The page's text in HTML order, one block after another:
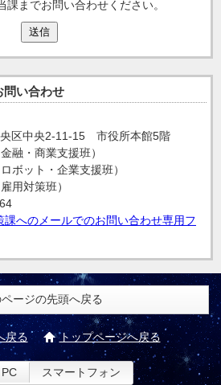
課までお問い合わせください。
送信
問い合わせ
区中央2-11-15 市役所本館5階
融・商業支援班）
ボット・企業支援班）
用対策班）
課へのメールでのお問い合わせ専用フ
ージの先頭へ戻る
戻る トップページへ戻る
PC スマートフォン